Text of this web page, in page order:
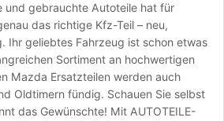
und gebrauchte Autoteile hat für
das richtige Kfz-Teil – neu,
Ihr geliebtes Fahrzeug ist schon etwas
Sortiment an hochwertigen
Mazda Ersatzteilen werden auch
Oldtimern fündig. Schauen Sie selbst
das Gewünschte! Mit AUTOTEILE-